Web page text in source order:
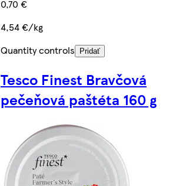
0,70 €
4,54 €/kg
Quantity controls
Pridať
Tesco Finest Bravčová
pečeňová paštéta 160 g